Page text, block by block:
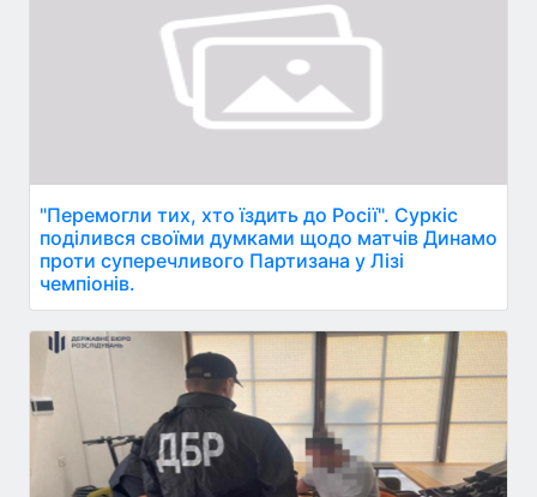
"Перемогли тих, хто їздить до Росії". Суркіс
поділився своїми думками щодо матчів Динамо
проти суперечливого Партизана у Лізі
чемпіонів.